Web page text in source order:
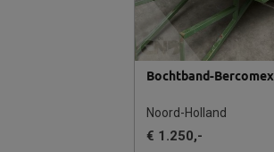
Bochtband-Bercomex
Noord-Holland
€ 1.250,-